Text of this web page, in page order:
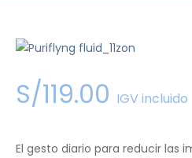
S/119.00 IGV incluido
El gesto diario para reducir las